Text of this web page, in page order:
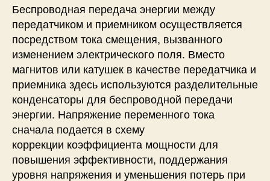
Беспроводная передача энергии между
передатчиком и приемником осуществляется
посредством тока смещения, вызванного
изменением электрического поля. Вместо
магнитов или катушек в качестве передатчика и
приемника здесь используются разделительные
конденсаторы для беспроводной передачи
энергии. Напряжение переменного тока
сначала подается в схему
коррекции коэффициента мощности для
повышения эффективности, поддержания
уровня напряжения и уменьшения потерь при